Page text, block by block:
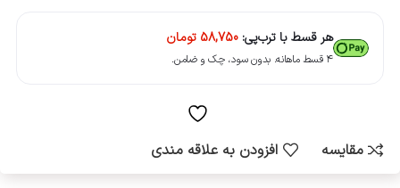
هر قسط با ترب‌پی: 58,750 تومان
۴ قسط ماهانه. بدون سود، چک و ضامن.
مقایسه افزودن به علاقه مندی